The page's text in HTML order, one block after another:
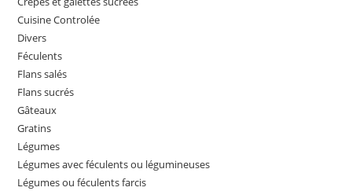
Cuisine Controlée
Divers
Féculents
Flans salés
Flans sucrés
Gâteaux
Gratins
Légumes
Légumes avec féculents ou légumineuses
Légumes ou féculents farcis